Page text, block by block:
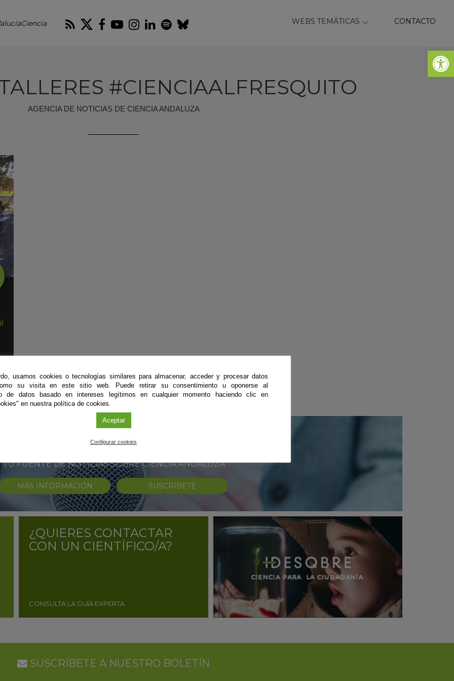
Abrir
RSS Twitter
Facebook
Youtube
Instagram
LinkedIn
Spotify
Bluesky WEBS TEMÁTICAS CONTACTO
#CIENCIAALFRESQUITO
AGENCIA DE NOTICIAS DE CIENCIA ANDALUZA
#CienciaDirecta
TU FUENTE DE NOTICIAS SOBRE CIENCIA ANDALUZA
MÁS INFORMACIÓN SUSCRÍBETE
¿QUIERES CONTACTAR
CON UN CIENTÍFICO/A?
CONSULTA LA GUÍA EXPERTA
SUSCRÍBETE A NUESTRO BOLETÍN
usamos cookies o tecnologías similares para almacenar, acceder y procesar datos
su visita en este sitio web. Puede retirar su consentimiento u oponerse al
de datos basado en intereses legítimos en cualquier momento haciendo clic en
en nuestra política de cookies.
Aceptar
Configurar cookies